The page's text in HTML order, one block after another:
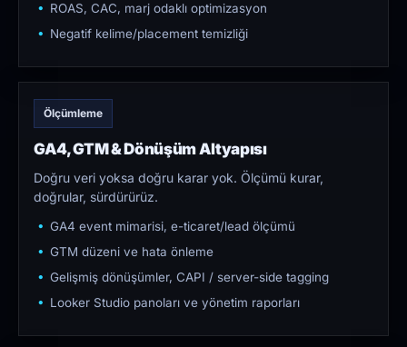
ROAS, CAC, marj odaklı optimizasyon
Negatif kelime/placement temizliği
Ölçümleme
GA4, GTM & Dönüşüm Altyapısı
Doğru veri yoksa doğru karar yok. Ölçümü kurar,
doğrular, sürdürürüz.
GA4 event mimarisi, e-ticaret/lead ölçümü
GTM düzeni ve hata önleme
Gelişmiş dönüşümler, CAPI / server-side tagging
Looker Studio panoları ve yönetim raporları